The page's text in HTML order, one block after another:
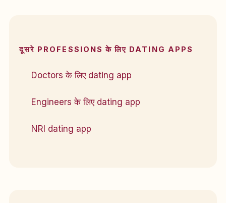
दूसरे PROFESSIONS के लिए DATING APPS
Doctors के लिए dating app
Engineers के लिए dating app
NRI dating app